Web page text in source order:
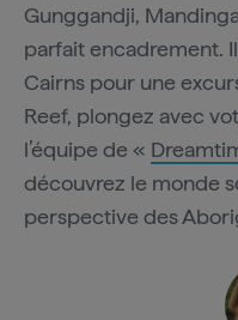
Gunggandji,
parfait encadrement.
Cairns pour une
Reef, plongez avec
l’équipe de «
découvrez le monde
perspective des